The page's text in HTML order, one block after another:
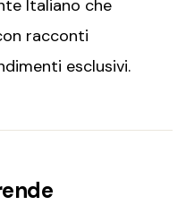
Italiano che
racconti
esclusivi.